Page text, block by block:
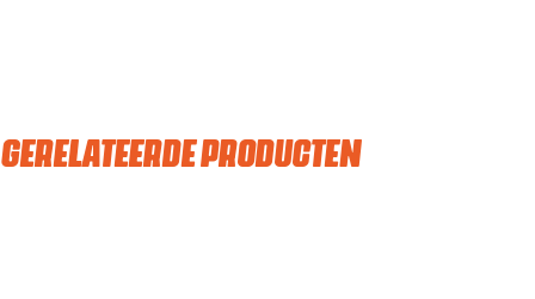
GERELATEERDE PRODUCTEN